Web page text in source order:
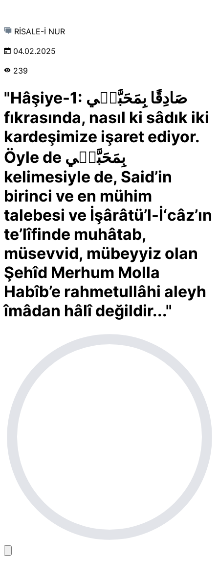
RİSALE-İ NUR
04.02.2025
239
"Hâşiye-1: صَادِقًا بِمَحَبَّت۪ي
fıkrasında, nasıl ki sâdık iki
kardeşimize işaret ediyor.
Öyle de بِمَحَبَّت۪ي
kelimesiyle de, Said’in
birinci ve en mühim
talebesi ve İşârâtü’l-İ‘câz’ın
te’lîfinde muhâtab,
müsevvid, mübeyyiz olan
Şehîd Merhum Molla
Habîb’e rahmetullâhi aleyh
îmâdan hâlî değildir..."